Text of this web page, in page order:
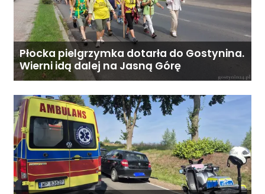
zależy od zakresu opieki oraz
indywidualnych potrzeb
podopiecznego. Zadzwoń: 726
284 828 Poniedziałek–piątek,
9:00–18:00
Płocka pielgrzymka dotarła do Gostynina.
Wierni idą dalej na Jasną Górę